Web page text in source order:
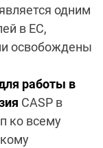
одним
в ЕС,
освобождены
работы в
CASP в
ко всему